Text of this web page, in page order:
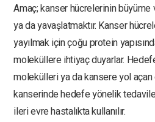
Amaç; kanser hücrelerinin büyüme
ya da yavaşlatmaktır. Kanser
yayılmak için çoğu protein
moleküllere ihtiyaç duyarlar.
molekülleri ya da kansere yol
kanserinde hedefe yönelik
ileri evre hastalıkta kullanılır.